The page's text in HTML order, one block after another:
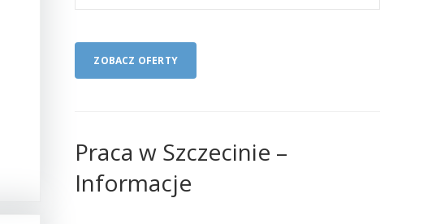
Praca w Szczecinie –
Informacje